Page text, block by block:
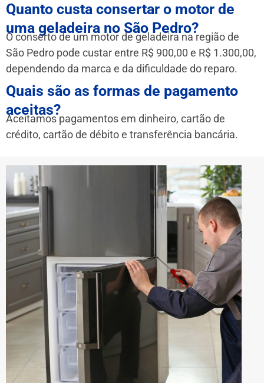
Quanto custa consertar o motor de
uma geladeira no São Pedro?
O conserto de um motor de geladeira na região de
São Pedro pode custar entre R$ 900,00 e R$ 1.300,00,
dependendo da marca e da dificuldade do reparo.
Quais são as formas de pagamento
aceitas?
Aceitamos pagamentos em dinheiro, cartão de
crédito, cartão de débito e transferência bancária.